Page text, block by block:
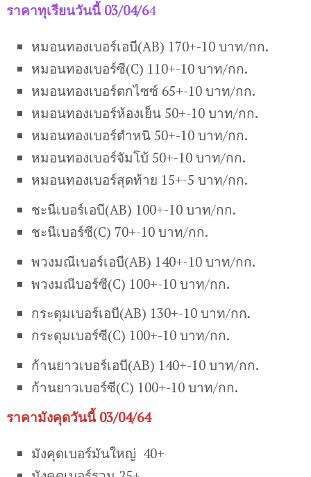
ราคาทุเรียนวันนี้ 03/04/64
หมอนทองเบอร์เอบี(AB) 170+-10 บาท/กก.
หมอนทองเบอร์ซี(C) 110+-10 บาท/กก.
หมอนทองเบอร์ตกไซซ์ 65+-10 บาท/กก.
หมอนทองเบอร์ห้องเย็น 50+-10 บาท/กก.
หมอนทองเบอร์ตำหนิ 50+-10 บาท/กก.
หมอนทองเบอร์จัมโบ้ 50+-10 บาท/กก.
หมอนทองเบอร์สุดท้าย 15+-5 บาท/กก.
ชะนีเบอร์เอบี(AB) 100+-10 บาท/กก.
ชะนีเบอร์ซี(C) 70+-10 บาท/กก.
พวงมณีเบอร์เอบี(AB) 140+-10 บาท/กก.
พวงมณีบอร์ซี(C) 100+-10 บาท/กก.
กระดุมเบอร์เอบี(AB) 130+-10 บาท/กก.
กระดุมเบอร์ซี(C) 100+-10 บาท/กก.
ก้านยาวเบอร์เอบี(AB) 140+-10 บาท/กก.
ก้านยาวเบอร์ซี(C) 100+-10 บาท/กก.
ราคามังคุดวันนี้ 03/04/64
มังคุดเบอร์มันใหญ่ 40+